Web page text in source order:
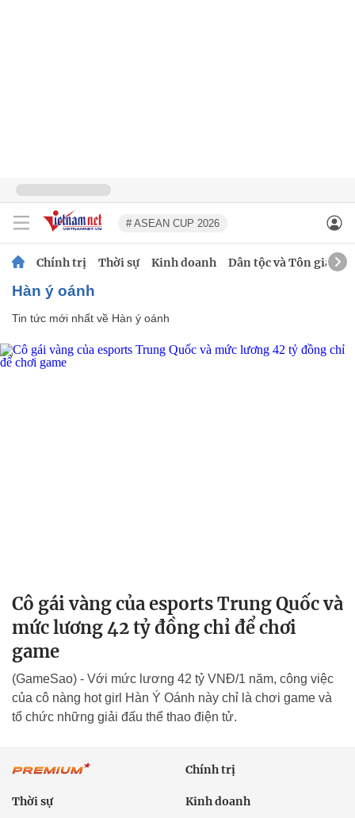
# ASEAN CUP 2026
Chính trị Thời sự Kinh doanh Dân tộc và Tôn giáo
Hàn ý oánh
Tin tức mới nhất về Hàn ý oánh
Cô gái vàng của esports Trung Quốc và
mức lương 42 tỷ đồng chỉ để chơi
game
(GameSao) - Với mức lương 42 tỷ VNĐ/1 năm, công việc
của cô nàng hot girl Hàn Ý Oánh này chỉ là chơi game và
tổ chức những giải đấu thể thao điện tử.
Chính trị
Thời sự Kinh doanh